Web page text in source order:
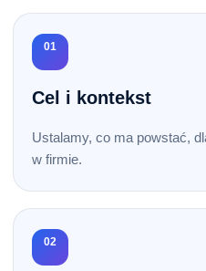
01
Cel i kontekst
Ustalamy, co ma powstać,
w firmie.
02